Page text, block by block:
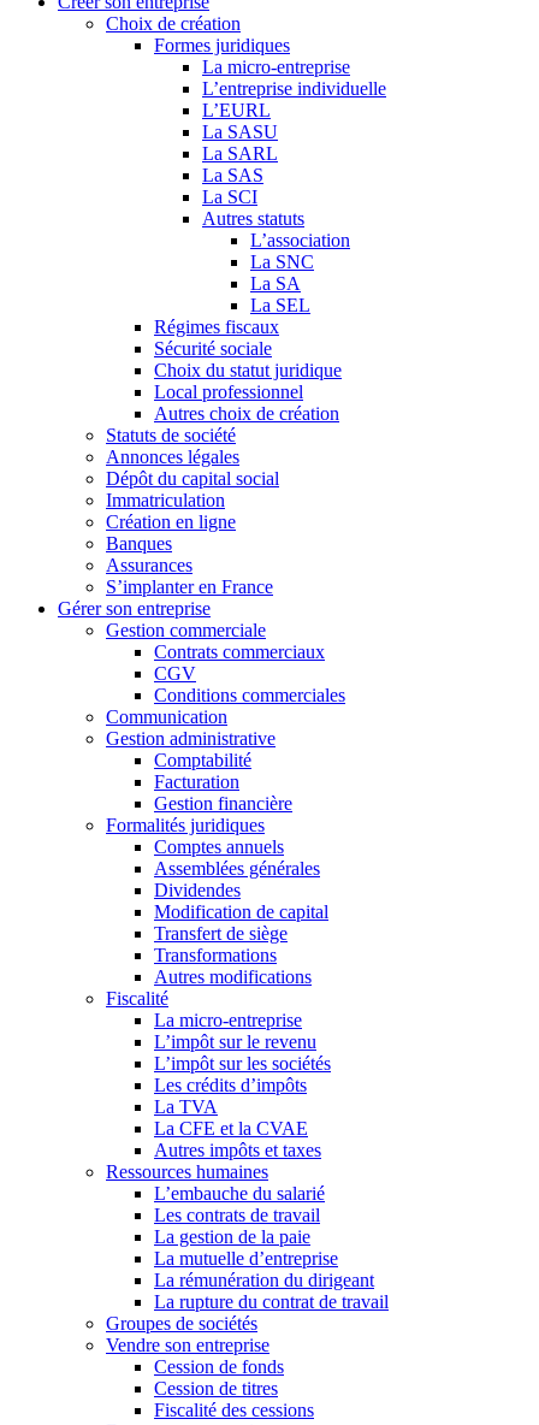
Choix de création
Formes juridiques
La micro-entreprise
L’entreprise individuelle
L’EURL
La SASU
La SARL
La SAS
La SCI
Autres statuts
L’association
La SNC
La SA
La SEL
Régimes fiscaux
Sécurité sociale
Choix du statut juridique
Local professionnel
Autres choix de création
Statuts de société
Annonces légales
Dépôt du capital social
Immatriculation
Création en ligne
Banques
Assurances
S’implanter en France
Gérer son entreprise
Gestion commerciale
Contrats commerciaux
CGV
Conditions commerciales
Communication
Gestion administrative
Comptabilité
Facturation
Gestion financière
Formalités juridiques
Comptes annuels
Assemblées générales
Dividendes
Modification de capital
Transfert de siège
Transformations
Autres modifications
Fiscalité
La micro-entreprise
L’impôt sur le revenu
L’impôt sur les sociétés
Les crédits d’impôts
La TVA
La CFE et la CVAE
Autres impôts et taxes
Ressources humaines
L’embauche du salarié
Les contrats de travail
La gestion de la paie
La mutuelle d’entreprise
La rémunération du dirigeant
La rupture du contrat de travail
Groupes de sociétés
Vendre son entreprise
Cession de fonds
Cession de titres
Fiscalité des cessions